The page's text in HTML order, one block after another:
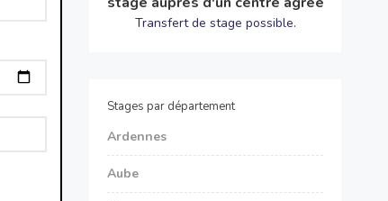
Transfert de stage possible.
Stages par département
Ardennes
Aube